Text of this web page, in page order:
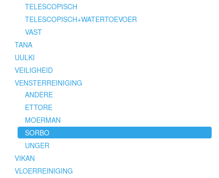
TELESCOPISCH
TELESCOPISCH+WATERTOEVOER
VAST
TANA
UULKI
VEILIGHEID
VENSTERREINIGING
ANDERE
ETTORE
MOERMAN
SORBO
UNGER
VIKAN
VLOERREINIGING